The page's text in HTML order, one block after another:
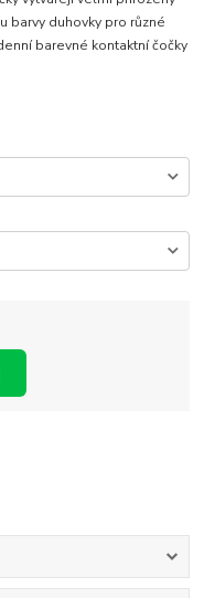
barvy duhovky pro různé
barevné kontaktní čočky